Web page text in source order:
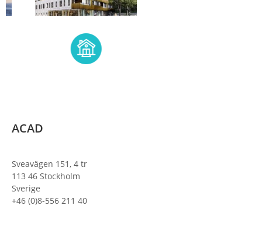
ACAD
Sveavägen 151, 4 tr
113 46 Stockholm
Sverige
+46 (0)8-556 211 40